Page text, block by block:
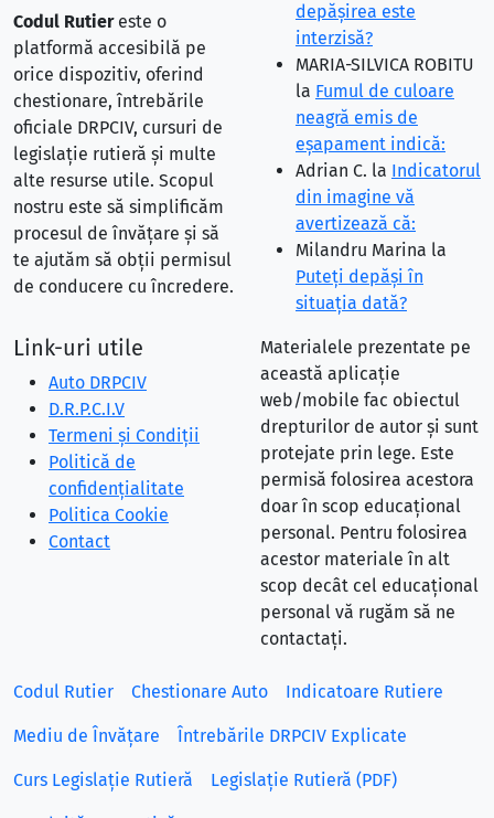
Codul Rutiereste o
platformă accesibilă pe
orice dispozitiv, oferind
chestionare, întrebările
oficiale DRPCIV, cursuri de
legislație rutieră și multe
alte resurse utile. Scopul
nostru este să simplificăm
procesul de învățare și să
te ajutăm să obții permisul
de conducere cu încredere.
depăşirea este
interzisă?
MARIA-SILVICA ROBITU
la Fumul de culoare
neagră emis de
eşapament indică:
Adrian C. la Indicatorul
din imagine vă
avertizează că:
Milandru Marina la
Puteţi depăşi în
situaţia dată?
Link-uri utile
Auto DRPCIV
D.R.P.C.I.V
Termeni și Condiții
Politică de
confidențialitate
Politica Cookie
Contact
Materialele prezentate pe
această aplicație
web/mobile fac obiectul
drepturilor de autor și sunt
protejate prin lege. Este
permisă folosirea acestora
doar în scop educațional
personal. Pentru folosirea
acestor materiale în alt
scop decât cel educațional
personal vă rugăm să ne
contactați.
Codul Rutier Chestionare Auto Indicatoare Rutiere
Mediu de Învățare Întrebările DRPCIV Explicate
Curs Legislație Rutieră Legislație Rutieră (PDF)